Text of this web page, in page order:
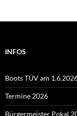
INFOS
Boots TÜV am
Termine 2026
Bürgermeister Pokal